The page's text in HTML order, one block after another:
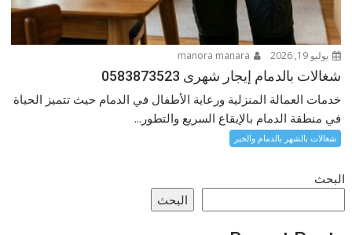
يوليو 19, 2026
شغالات بالدمام إيجار شهرى 0583873523
خدمات العمالة المنزلية ورعاية الأطفال في الدمام حيث تتميز الحياة
في منطقة الدمام بالإيقاع السريع والتطور...
شغالات بالشهر بالدمام والخبر
البحث
البحث